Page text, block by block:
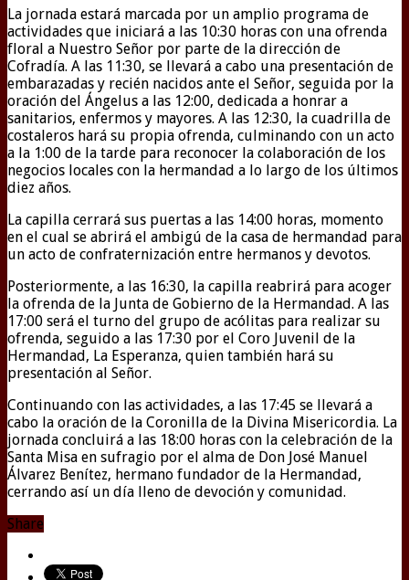
La jornada estará marcada por un amplio programa de
actividades que iniciará a las 10:30 horas con una ofrenda
floral a Nuestro Señor por parte de la dirección de
Cofradía. A las 11:30, se llevará a cabo una presentación de
embarazadas y recién nacidos ante el Señor, seguida por la
oración del Ángelus a las 12:00, dedicada a honrar a
sanitarios, enfermos y mayores. A las 12:30, la cuadrilla de
costaleros hará su propia ofrenda, culminando con un acto
a la 1:00 de la tarde para reconocer la colaboración de los
negocios locales con la hermandad a lo largo de los últimos
diez años.
La capilla cerrará sus puertas a las 14:00 horas, momento
en el cual se abrirá el ambigú de la casa de hermandad para
un acto de confraternización entre hermanos y devotos.
Posteriormente, a las 16:30, la capilla reabrirá para acoger
la ofrenda de la Junta de Gobierno de la Hermandad. A las
17:00 será el turno del grupo de acólitas para realizar su
ofrenda, seguido a las 17:30 por el Coro Juvenil de la
Hermandad, La Esperanza, quien también hará su
presentación al Señor.
Continuando con las actividades, a las 17:45 se llevará a
cabo la oración de la Coronilla de la Divina Misericordia. La
jornada concluirá a las 18:00 horas con la celebración de la
Santa Misa en sufragio por el alma de Don José Manuel
Álvarez Benítez, hermano fundador de la Hermandad,
cerrando así un día lleno de devoción y comunidad.
Share